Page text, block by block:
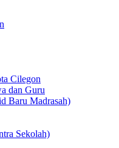
Cilegon
dan Guru
Baru Madrasah)
Sekolah)​